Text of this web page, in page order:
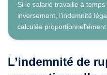
Si le salarié travaille à
inversement, l’indemnité
calculée
L’indemnité de